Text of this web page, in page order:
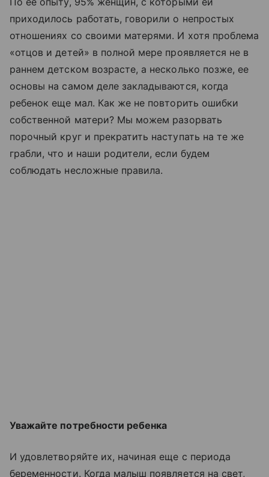
приходилось работать, говорили о непростых
отношениях со своими матерями. И хотя проблема
«отцов и детей» в полной мере проявляется не в
раннем детском возрасте, а несколько позже, ее
основы на самом деле закладываются, когда
ребенок еще мал. Как же не повторить ошибки
собственной матери? Мы можем разорвать
порочный круг и прекратить наступать на те же
грабли, что и наши родители, если будем
соблюдать несложные правила.
Уважайте потребности ребенка
И удовлетворяйте их, начиная еще с периода
беременности. Когда малыш появляется на свет,